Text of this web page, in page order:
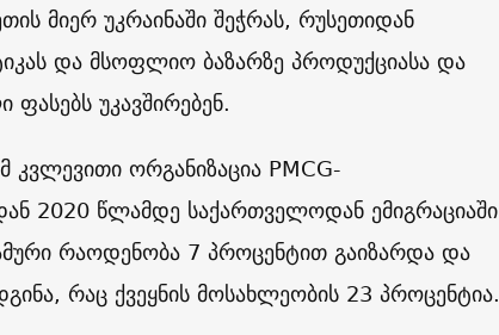
მიერ უკრაინაში შეჭრას, რუსეთიდან
და მსოფლიო ბაზარზე პროდუქციასა და
უკავშირებენ.
კვლევითი ორგანიზაცია PMCG-
2020 წლამდე საქართველოდან ემიგრაციაში
რაოდენობა 7 პროცენტით გაიზარდა და
რაც ქვეყნის მოსახლეობის 23 პროცენტია.